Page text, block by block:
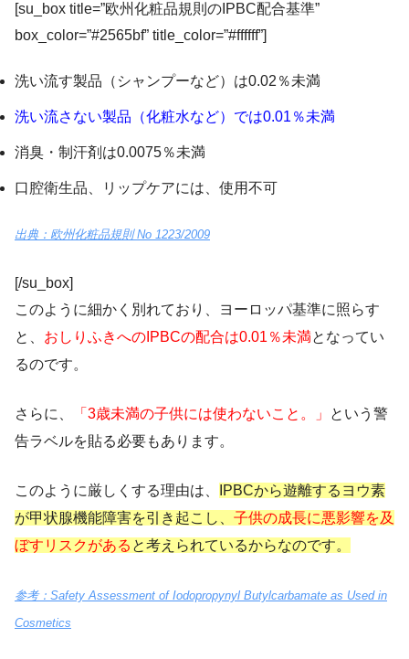
[su_box title=”欧州化粧品規則のIPBC配合基準”
box_color=”#2565bf” title_color=”#ffffff”]
洗い流す製品（シャンプーなど）は0.02％未満
洗い流さない製品（化粧水など）では0.01％未満
消臭・制汗剤は0.0075％未満
口腔衛生品、リップケアには、使用不可
出典：欧州化粧品規則 No 1223/2009
[/su_box]
このように細かく別れており、ヨーロッパ基準に照らす
と、 おしりふきへのIPBCの配合は0.01％未満となってい
るのです。
さらに、 「3歳未満の子供には使わないこと。」
という警
告ラベルを貼る必要もあります。
このように厳しくする理由は、
IPBCから遊離するヨウ素
が甲状腺機能障害を引き起こし、 子供の成長に悪影響を及
ぼすリスクがある と考えられているからなのです。
参考：Safety Assessment of Iodopropynyl Butylcarbamate as Used in
Cosmetics